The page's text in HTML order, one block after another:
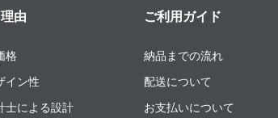
由
格
イン性
士による設計
ご利用ガイド
納品までの流れ
配送について
お支払いについて